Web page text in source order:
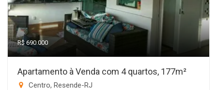
R$ 690.000
Apartamento à Venda com 4 quartos, 177m²
Centro, Resende-RJ